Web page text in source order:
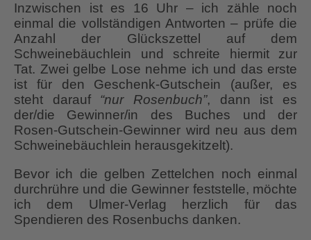
Inzwischen ist es 16 Uhr – ich zähle noch
einmal die vollständigen Antworten – prüfe die
Anzahl der Glückszettel auf dem
Schweinebäuchlein und schreite hiermit zur
Tat. Zwei gelbe Lose nehme ich und das erste
ist für den Geschenk-Gutschein (außer, es
steht darauf “nur Rosenbuch”, dann ist es
der/die Gewinner/in des Buches und der
Rosen-Gutschein-Gewinner wird neu aus dem
Schweinebäuchlein herausgekitzelt).
Bevor ich die gelben Zettelchen noch einmal
durchrühre und die Gewinner feststelle, möchte
ich dem Ulmer-Verlag herzlich für das
Spendieren des Rosenbuchs danken.